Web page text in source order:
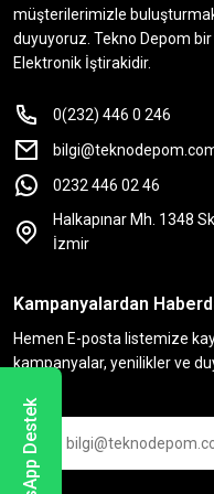
müşterilerimizle
duyuyoruz. Tekno Depom bir
Elektronik İştirakidir.
0(232) 446 0 246
0232 446 02 46
Halkapınar Mh. 1348
İzmir
Kampanyalardan
Hemen E-posta listemize
kampanyalar, yenilikler ve